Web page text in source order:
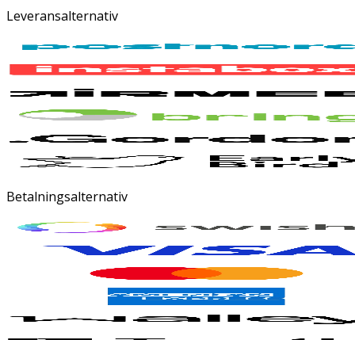
Leveransalternativ
Betalningsalternativ